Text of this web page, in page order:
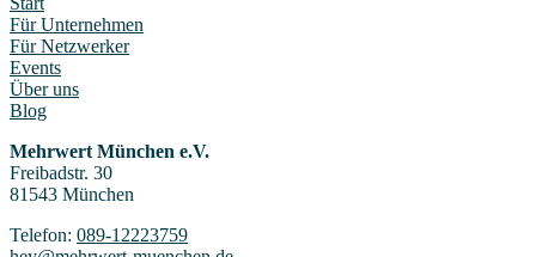
Für Unternehmen
Für Netzwerker
Events
Über uns
Blog
Mehrwert München e.V.
Freibadstr. 30
81543 München
Telefon: 089-12223759